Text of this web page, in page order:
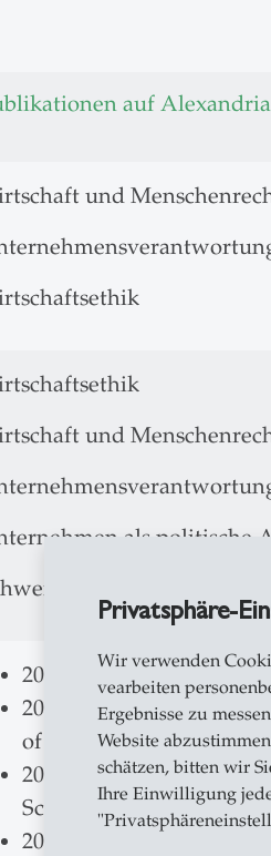
Privatsphäre-
Wir verwenden
vearbeiten
Ergebnisse zu
Website
schätzen, bitten wir
Ihre Einwilligung
auf Alexandria
und
und
als politische
Rohstoffsektor
2005 visiting scholar an
2005/06 Fellowship im
of Technology (MIT)
2006/07 Sessional
Science) an der York
2007-2011 Assistant